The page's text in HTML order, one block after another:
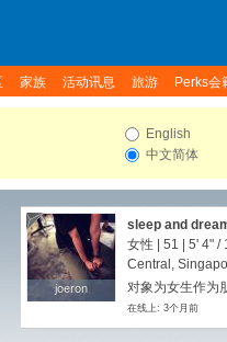
家族 活动讯息 旅游 Perks会
English
中文简体
joeron
joeron
sleep and
女性 | 51 | 5' 4" /
Central,
对象为女生作为
在线上: 3个月前